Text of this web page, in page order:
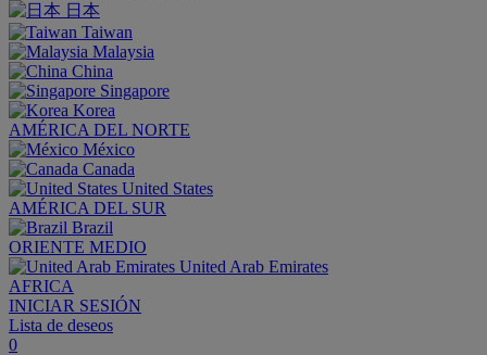
日本
Taiwan
Malaysia
China
Singapore
Korea
AMÉRICA DEL NORTE
México
Canada
United States
AMÉRICA DEL SUR
Brazil
ORIENTE MEDIO
United Arab Emirates
AFRICA
INICIAR SESIÓN
Lista de deseos
0